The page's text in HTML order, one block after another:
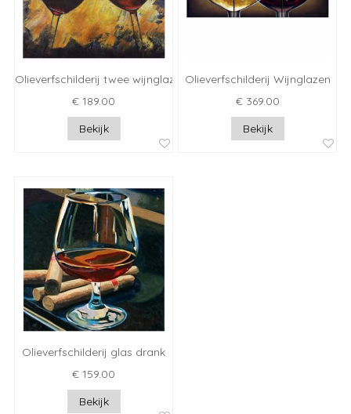
Olieverfschilderij twee wijnglazen
€ 189.00
Bekijk
Olieverfschilderij Wijnglazen
€ 369.00
Bekijk
Olieverfschilderij glas drank
€ 159.00
Bekijk